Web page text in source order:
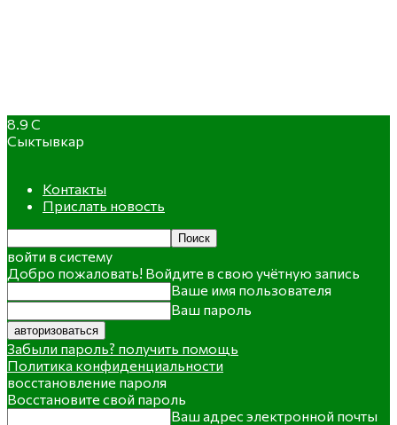
8.9 C
Сыктывкар
Контакты
Прислать новость
войти в систему
Добро пожаловать! Войдите в свою учётную запись
Ваше имя пользователя
Ваш пароль
Забыли пароль? получить помощь
Политика конфиденциальности
восстановление пароля
Восстановите свой пароль
Ваш адрес электронной почты